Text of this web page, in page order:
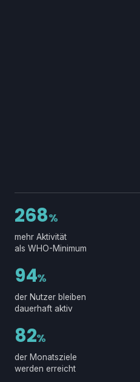
268%
mehr Aktivität
als WHO-Minimum
94%
der Nutzer bleiben
dauerhaft aktiv
82%
der Monatsziele
werden erreicht